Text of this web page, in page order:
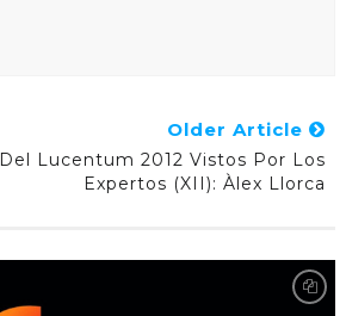
Older Article
Lucentum 2012 Vistos Por Los
Expertos (XII): Àlex Llorca